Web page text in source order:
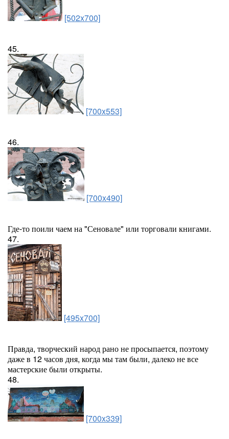
[502x700]
45.
[700x553]
46.
[700x490]
Где-то поили чаем на "Сеновале" или торговали книгами.
47.
[495x700]
Правда, творческий народ рано не просыпается, поэтому
даже в 12 часов дня, когда мы там были, далеко не все
мастерские были открыты.
48.
[700x339]